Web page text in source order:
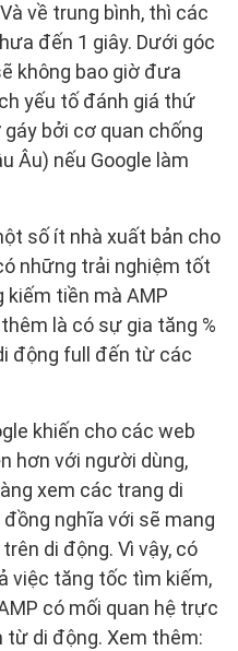
về trung bình, thì các
đến 1 giây. Dưới góc
không bao giờ đưa
yếu tố đánh giá thứ
gáy bởi cơ quan chống
Âu) nếu Google làm
số ít nhà xuất bản cho
những trải nghiệm tốt
kiếm tiền mà AMP
là có sự gia tăng %
động full đến từ các
khiến cho các web
hơn với người dùng,
xem các trang di
nghĩa với sẽ mang
di động. Vì vậy, có
việc tăng tốc tìm kiếm,
có mối quan hệ trực
di động. Xem thêm: